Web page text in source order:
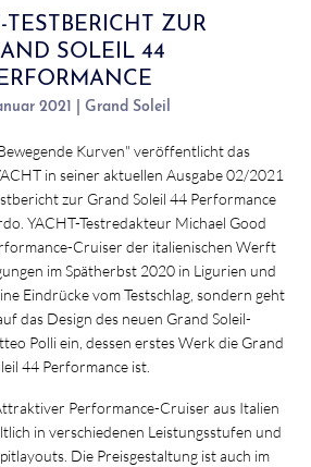
TESTBERICHT ZUR
SOLEIL 44
2021 | Grand Soleil
Kurven" veröffentlicht das
in seiner aktuellen Ausgabe 02/2021
zur Grand Soleil 44 Performance
YACHT-Testredakteur Michael Good
Cruiser der italienischen Werft
im Spätherbst 2020 in Ligurien und
Eindrücke vom Testschlag, sondern geht
das Design des neuen Grand Soleil-
Polli ein, dessen erstes Werk die Grand
44 Performance ist.
Performance-Cruiser aus Italien
in verschiedenen Leistungsstufen und
Die Preisgestaltung ist auch im